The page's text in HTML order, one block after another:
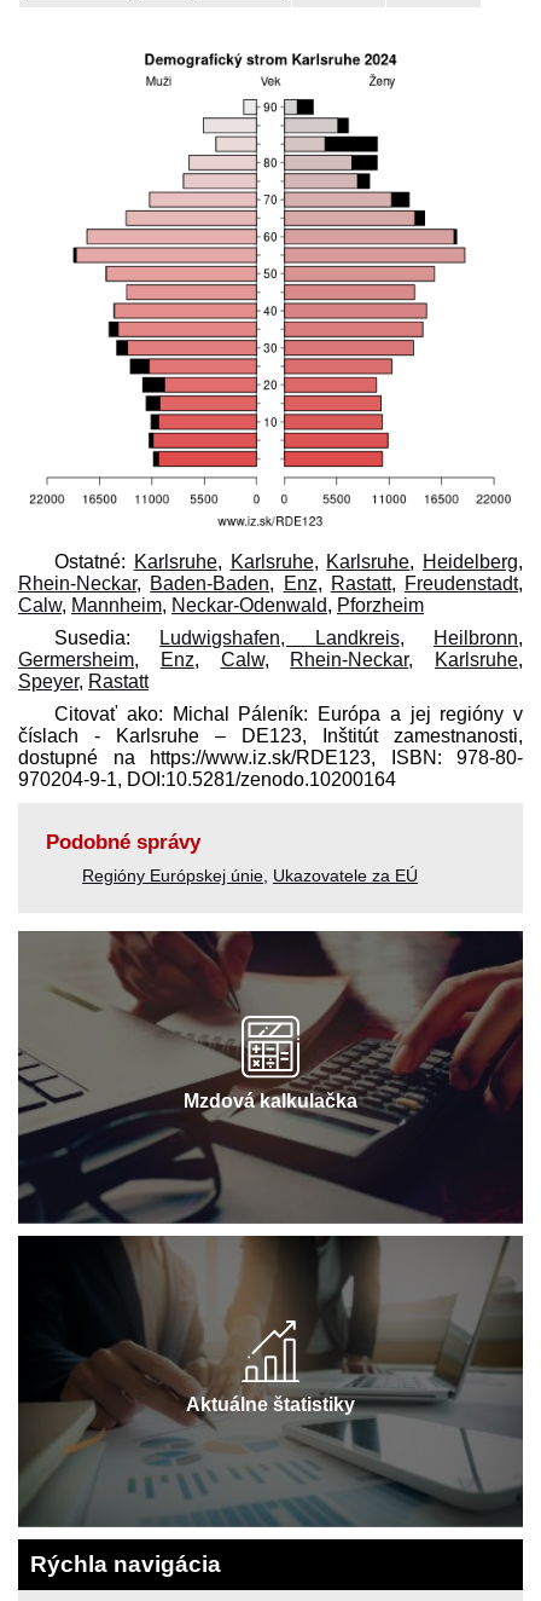
Ostatné: Karlsruhe, Karlsruhe, Karlsruhe, Heidelberg,
Rhein-Neckar, Baden-Baden, Enz, Rastatt, Freudenstadt,
Calw, Mannheim, Neckar-Odenwald, Pforzheim
Susedia:
Ludwigshafen, Landkreis, Heilbronn,
Germersheim, Enz, Calw, Rhein-Neckar, Karlsruhe,
Speyer, Rastatt
Citovať ako: Michal Páleník: Európa a jej regióny v
číslach - Karlsruhe – DE123, Inštitút zamestnanosti,
dostupné na https://www.iz.sk/​RDE123, ISBN: 978-80-
970204-9-1, DOI:10.5281/zenodo.10200164
Podobné správy
Regióny Európskej únie Ukazovatele za EÚ
Mzdová kalkulačka
Aktuálne štatistiky
Rýchla navigácia